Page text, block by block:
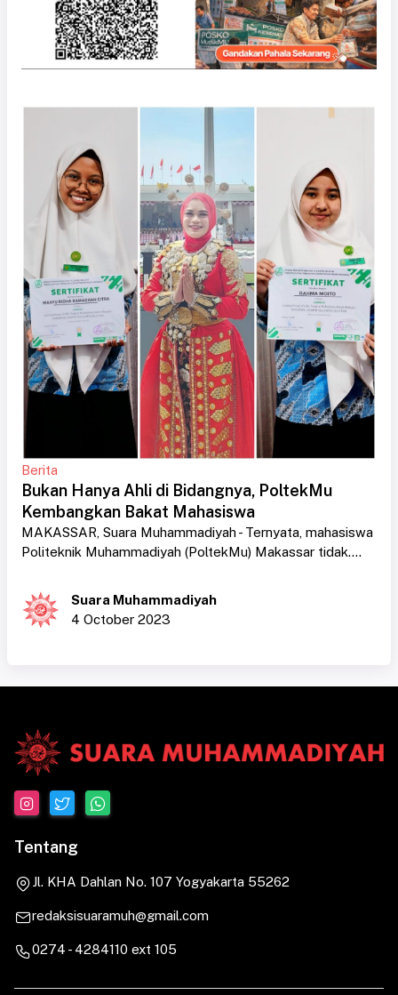
Berita
Bukan Hanya Ahli di Bidangnya, PoltekMu
Kembangkan Bakat Mahasiswa
MAKASSAR, Suara Muhammadiyah - Ternyata, mahasiswa
Politeknik Muhammadiyah (PoltekMu) Makassar tidak....
Suara Muhammadiyah
4 October 2023
Tentang
Jl. KHA Dahlan No. 107 Yogyakarta 55262
redaksisuaramuh@gmail.com
0274 - 4284110 ext 105